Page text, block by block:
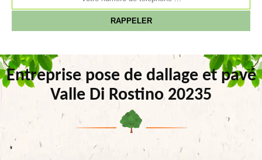
Entreprise pose de dallage et pavé
Valle Di Rostino 20235